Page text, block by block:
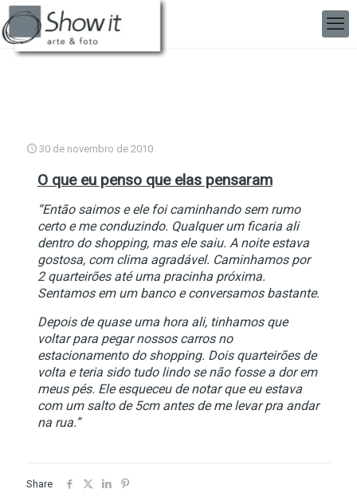
30 de novembro de 2010
O que eu penso que elas pensaram
“Então saimos e ele foi caminhando sem rumo
certo e me conduzindo. Qualquer um ficaria ali
dentro do shopping, mas ele saiu. A noite estava
gostosa, com clima agradável. Caminhamos por
2 quarteirões até uma pracinha próxima.
Sentamos em um banco e conversamos bastante.
Depois de quase uma hora ali, tinhamos que
voltar para pegar nossos carros no
estacionamento do shopping. Dois quarteirões de
volta e teria sido tudo lindo se não fosse a dor em
meus pés. Ele esqueceu de notar que eu estava
com um salto de 5cm antes de me levar pra andar
na rua.”
Share